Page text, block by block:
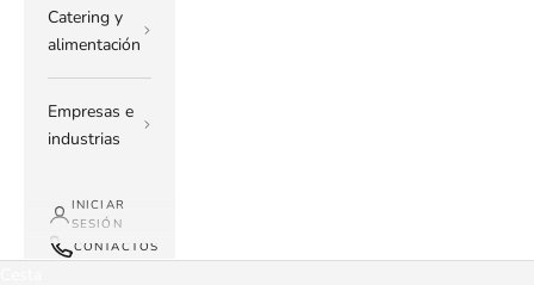
Catering y
alimentación
Empresas e
industrias
INICIAR
SESIÓN
CONTACTOS